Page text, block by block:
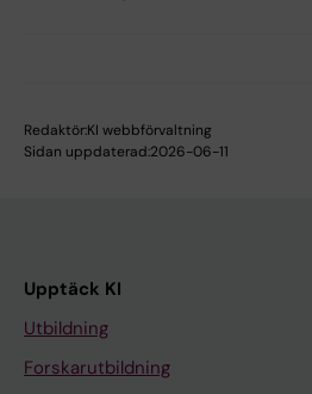
Redaktör:KI webbförvaltning
Sidan uppdaterad:2026-06-11
Upptäck KI
Utbildning
Forskarutbildning